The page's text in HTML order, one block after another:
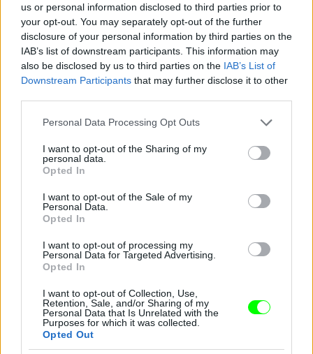
us or personal information disclosed to third parties prior to
your opt-out. You may separately opt-out of the further
disclosure of your personal information by third parties on the
IAB’s list of downstream participants. This information may
also be disclosed by us to third parties on the IAB’s List of
Downstream Participants that may further disclose it to other
Please note that this website/app uses one or more Google
not limited to your visit or usage behaviour. You may click to
grant or deny consent to Google and its third-party tags to
use your data for below specified purposes in below Google
consent section.
Personal Data Processing Opt Outs
I want to opt-out of the Sharing of my
personal data.
Opted In
I want to opt-out of the Sale of my
Personal Data.
Opted In
I want to opt-out of processing my
Personal Data for Targeted Advertising.
Opted In
I want to opt-out of Collection, Use,
Retention, Sale, and/or Sharing of my
Personal Data that Is Unrelated with the
Purposes for which it was collected.
Opted Out
Kim Kardashian (balról) és viaszmása (jobbról)
Fotó: / Northfoto